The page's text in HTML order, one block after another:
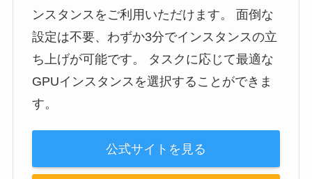
ンスタンスをご利用いただけます。 面倒な
設定は不要、わずか3分でインスタンスの立
ち上げが可能です。 タスクに応じて最適な
GPUインスタンスを選択することができま
す。
公式サイトを見る